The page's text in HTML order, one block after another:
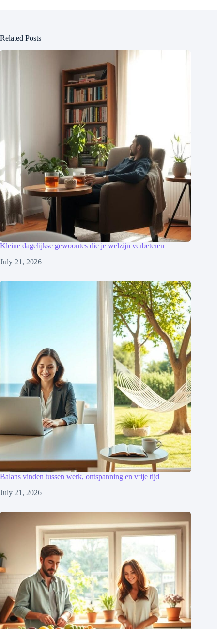
Related Posts
Kleine dagelijkse gewoontes die je welzijn verbeteren
July 21, 2026
Balans vinden tussen werk, ontspanning en vrije tijd
July 21, 2026